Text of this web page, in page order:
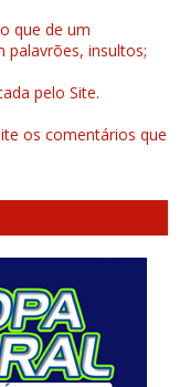
que de um
insultos;
pelo Site.
os comentários que